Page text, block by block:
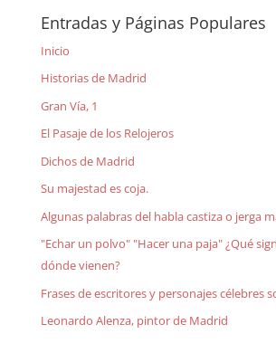
Entradas y Páginas Populares
Inicio
Historias de Madrid
Gran Vía, 1
El Pasaje de los Relojeros
Dichos de Madrid
Su majestad es coja.
Algunas palabras del habla castiza o jerga
"Echar un polvo" "Hacer una paja" ¿Qué
dónde vienen?
Frases de escritores y personajes célebres
Leonardo Alenza, pintor de Madrid